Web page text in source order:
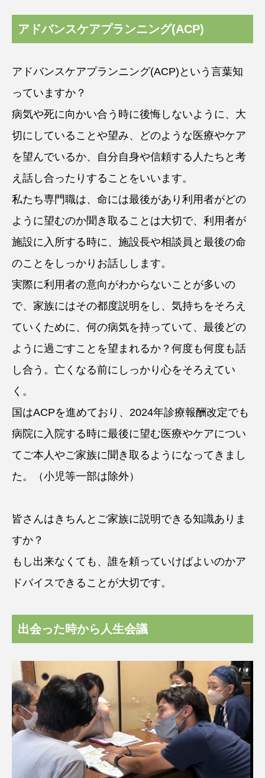
アドバンスケアプランニング(ACP)
アドバンスケアプランニング(ACP)という言葉知
っていますか？
病気や死に向かい合う時に後悔しないように、大
切にしていることや望み、どのような医療やケア
を望んでいるか、自分自身や信頼する人たちと考
え話し合ったりすることをいいます。
私たち専門職は、命には最後があり利用者がどの
ように望むのか聞き取ることは大切で、利用者が
施設に入所する時に、施設長や相談員と最後の命
のことをしっかりお話しします。
実際に利用者の意向がわからないことが多いの
で、家族にはその都度説明をし、気持ちをそろえ
ていくために、何の病気を持っていて、最後どの
ように過ごすことを望まれるか？何度も何度も話
し合う。亡くなる前にしっかり心をそろえてい
く。
国はACPを進めており、2024年診療報酬改定でも
病院に入院する時に最後に望む医療やケアについ
てご本人やご家族に聞き取るようになってきまし
た。（小児等一部は除外）
皆さんはきちんとご家族に説明できる知識ありま
すか？
もし出来なくても、誰を頼っていけばよいのかア
ドバイスできることが大切です。
出会った時から人生会議